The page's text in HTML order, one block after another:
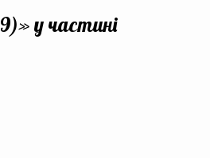
у частині